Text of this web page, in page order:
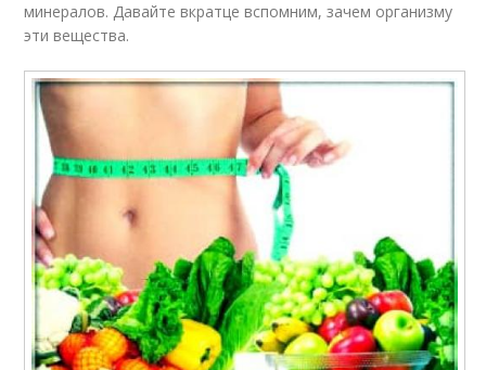
Препараты для
похудения
Питания при
тренировкой
Питание перед
аэробной
Питание перед
силовой тренировкой
Питание при
тренировках
минералов. Давайте вкратце вспомним, зачем организму
эти вещества.